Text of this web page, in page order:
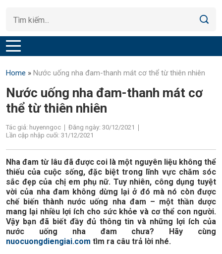
Home » Nước uống nha đam-thanh mát cơ thể từ thiên nhiên
Nước uống nha đam-thanh mát cơ
thể từ thiên nhiên
Tác giả: huyenngoc
Đăng ngày: 30/12/2021
Lần cập nhập cuối: 31/12/2021
Nha đam từ lâu đã được coi là một nguyên liệu không thể
thiếu của cuộc sống, đặc biệt trong lĩnh vực chăm sóc
sắc đẹp của chị em phụ nữ. Tuy nhiên, công dụng tuyệt
vời của nha đam không dừng lại ở đó mà nó còn được
chế biến thành nước uống nha đam – một thần dược
mang lại nhiều lợi ích cho sức khỏe và cơ thể con người.
Vậy bạn đã biết đầy đủ thông tin và những lợi ích của
nước uống nha đam chưa? Hãy cùng
nuocuongdiengiai.com tìm ra câu trả lời nhé.